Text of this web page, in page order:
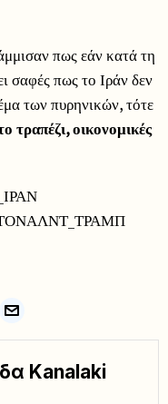
πως εάν κατά τη
σαφές πως το Ιράν δεν
των πυρηνικών, τότε
τραπέζι, οικονομικές
Kanalaki